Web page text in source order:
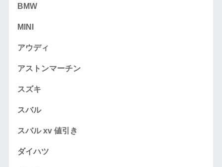
BMW
MINI
アウディ
アストンマーチン
スズキ
スバル
スバル xv 値引き
ダイハツ